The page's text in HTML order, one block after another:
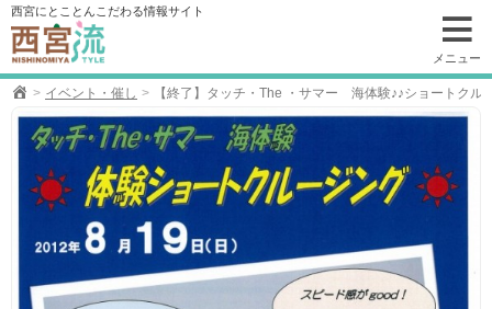
コ
ン
テ
ン
西宮にとことんこだわる情報サイト
メニュー
イベント・催し 【終了】タッチ・The ・サマー 海体験♪♪ショートクル